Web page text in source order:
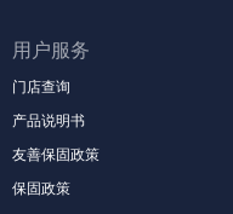
用户服务
门店查询
产品说明书
友善保固政策
保固政策